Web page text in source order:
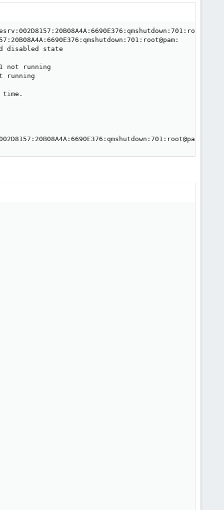
disabled state
not running
running
time.